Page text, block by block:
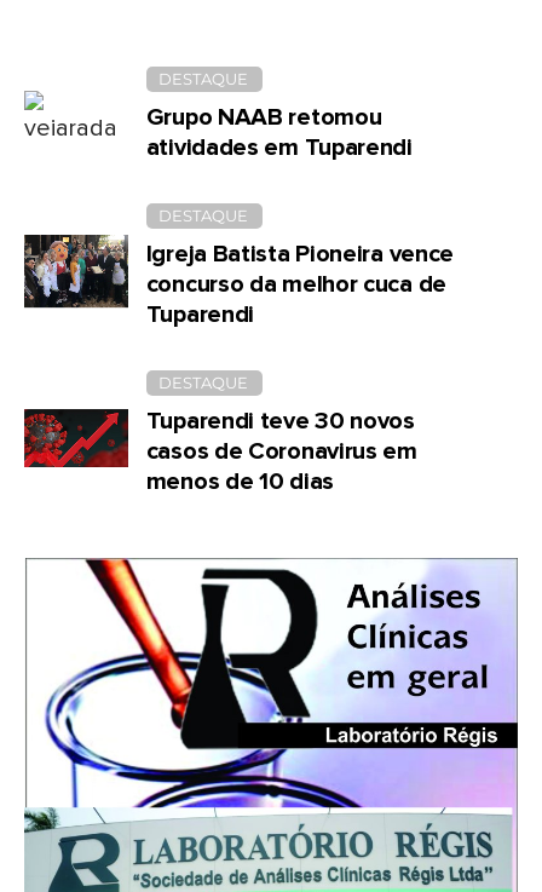
DESTAQUE
Grupo NAAB retomou
atividades em Tuparendi
DESTAQUE
Igreja Batista Pioneira vence
concurso da melhor cuca de
Tuparendi
DESTAQUE
Tuparendi teve 30 novos
casos de Coronavirus em
menos de 10 dias